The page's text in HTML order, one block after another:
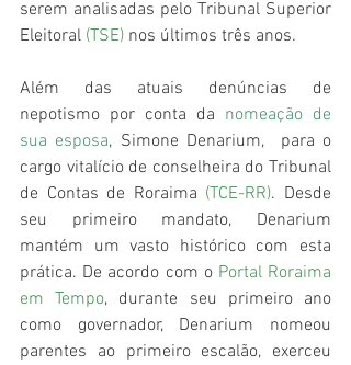
serem analisadas pelo Tribunal Superior
Eleitoral (TSE) nos últimos três anos.
Além das atuais denúncias de
nepotismo por conta da nomeação de
sua esposa, Simone Denarium,  para o
cargo vitalício de conselheira do Tribunal
de Contas de Roraima (TCE-RR). Desde
seu primeiro mandato, Denarium
mantém um vasto histórico com esta
prática. De acordo com o Portal Roraima
em Tempo, durante seu primeiro ano
como governador, Denarium nomeou
parentes ao primeiro escalão, exerceu